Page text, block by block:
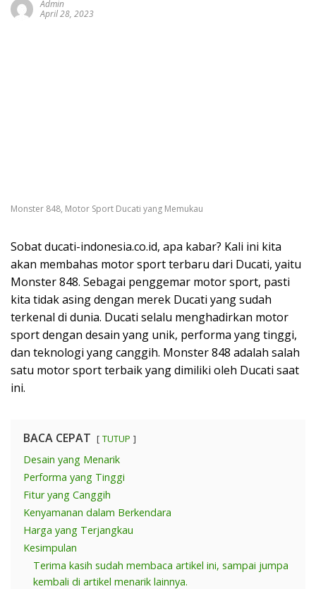
Admin
April 28, 2023
Monster 848, Motor Sport Ducati yang Memukau
Sobat ducati-indonesia.co.id, apa kabar? Kali ini kita
akan membahas motor sport terbaru dari Ducati, yaitu
Monster 848. Sebagai penggemar motor sport, pasti
kita tidak asing dengan merek Ducati yang sudah
terkenal di dunia. Ducati selalu menghadirkan motor
sport dengan desain yang unik, performa yang tinggi,
dan teknologi yang canggih. Monster 848 adalah salah
satu motor sport terbaik yang dimiliki oleh Ducati saat
ini.
BACA CEPAT TUTUP
Desain yang Menarik
Performa yang Tinggi
Fitur yang Canggih
Kenyamanan dalam Berkendara
Harga yang Terjangkau
Kesimpulan
Terima kasih sudah membaca artikel ini, sampai jumpa
kembali di artikel menarik lainnya.